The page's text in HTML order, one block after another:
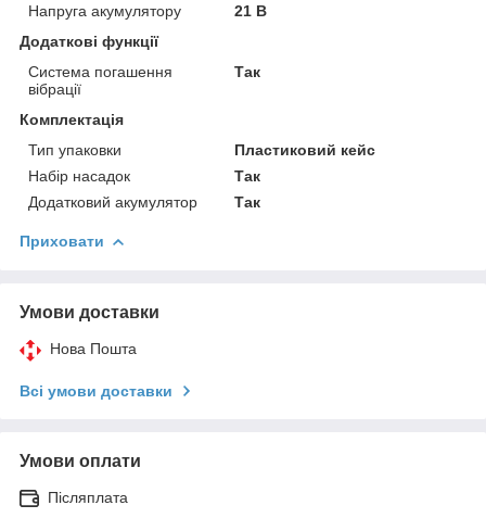
Напруга акумулятору
21 В
Додаткові функції
Система погашення
вібрації
Так
Комплектація
Тип упаковки
Пластиковий кейс
Набір насадок
Так
Додатковий акумулятор
Так
Приховати
Умови доставки
Нова Пошта
Всі умови доставки
Умови оплати
Післяплата